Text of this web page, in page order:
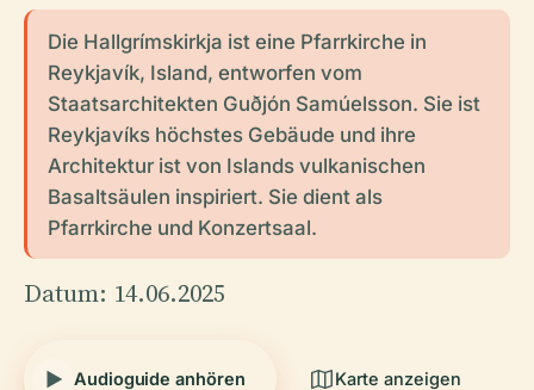
Die Hallgrímskirkja ist eine Pfarrkirche in
Reykjavík, Island, entworfen vom
Staatsarchitekten Guðjón Samúelsson. Sie ist
Reykjavíks höchstes Gebäude und ihre
Architektur ist von Islands vulkanischen
Basaltsäulen inspiriert. Sie dient als
Pfarrkirche und Konzertsaal.
Datum: 14.06.2025
Audioguide anhören Karte anzeigen